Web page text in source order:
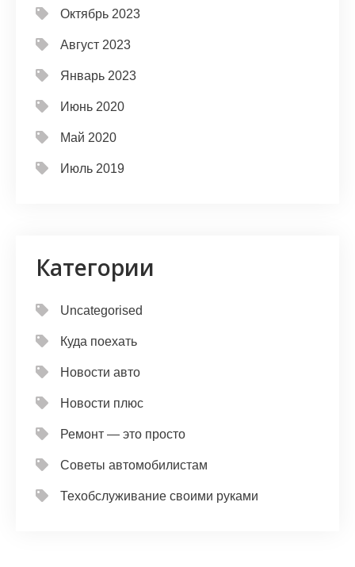
Октябрь 2023
Август 2023
Январь 2023
Июнь 2020
Май 2020
Июль 2019
Категории
Uncategorised
Куда поехать
Новости авто
Новости плюс
Ремонт — это просто
Советы автомобилистам
Техобслуживание своими руками